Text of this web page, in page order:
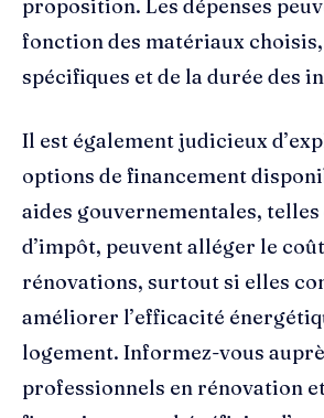
proposition. Les dépenses
fonction des matériaux
spécifiques et de la durée des
Il est également judicieux
options de financement
aides gouvernementales,
d’impôt, peuvent alléger le
rénovations, surtout si elles
améliorer l’efficacité
logement. Informez-vous
professionnels en rénovation